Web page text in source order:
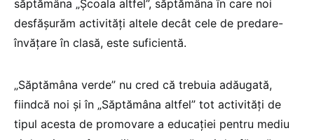
săptămâna „Școala altfel”, săptămâna în care noi
desfășurăm activități altele decât cele de predare-
învățare în clasă, este suficientă.
„Săptămâna verde” nu cred că trebuia adăugată,
fiindcă noi și în „Săptămâna altfel” tot activități de
tipul acesta de promovare a educației pentru mediu